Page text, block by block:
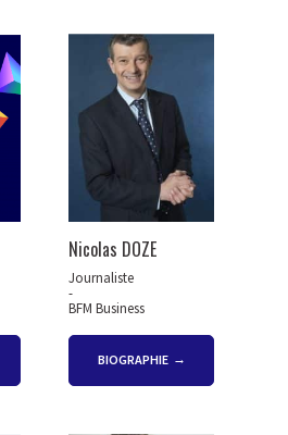
Nicolas DOZE
Journaliste
-
BFM Business
BIOGRAPHIE